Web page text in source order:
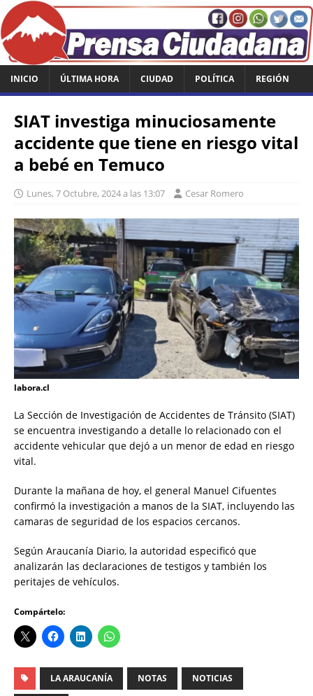
INICIO ÚLTIMA HORA CIUDAD POLÍTICA REGIÓN
SIAT investiga minuciosamente
accidente que tiene en riesgo vital
a bebé en Temuco
Lunes, 7 Octubre, 2024 a las 13:07 Cesar Romero
labora.cl
La Sección de Investigación de Accidentes de Tránsito (SIAT)
se encuentra investigando a detalle lo relacionado con el
accidente vehicular que dejó a un menor de edad en riesgo
vital.
Durante la mañana de hoy, el general Manuel Cifuentes
confirmó la investigación a manos de la SIAT, incluyendo las
camaras de seguridad de los espacios cercanos.
Según Araucanía Diario, la autoridad especificó que
analizarán las declaraciones de testigos y también los
peritajes de vehículos.
Compártelo:
LA ARAUCANÍA NOTAS NOTICIAS